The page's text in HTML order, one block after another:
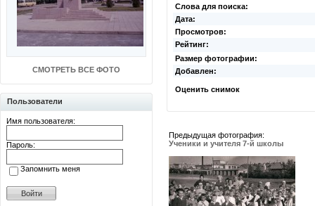
СМОТРЕТЬ ВСЕ ФОТО
Пользователи
Имя пользователя:
Пароль:
Запомнить меня
Слова для поиска:
Дата:
Просмотров:
Рейтинг:
Размер фотографии:
Добавлен:
Оценить снимок
Предыдущая фотография:
Ученики и учителя 7-й школы